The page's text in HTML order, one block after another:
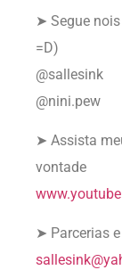
➤ Segue
=D)
@sallesink
@nini.pew
➤ Assista
vontade
➤ Parcerias